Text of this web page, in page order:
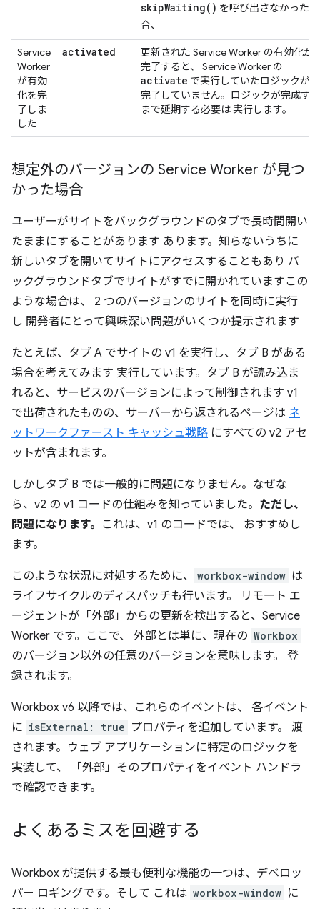
skipWaiting() を呼び出さなかった場
合、
Service
Worker
が有効
化を完
了しま
した
activated
更新された Service Worker の有効化が
完了すると、 Service Worker の
activate で実行していたロジックが、
完了していません。ロジックが完成する
まで延期する必要は 実行します。
想定外のバージョンの Service Worker が見つ
かった場合
ユーザーがサイトをバックグラウンドのタブで長時間開い
たままにすることがあります あります。知らないうちに
新しいタブを開いてサイトにアクセスすることもあり バ
ックグラウンドタブでサイトがすでに開かれていますこの
ような場合は、 2 つのバージョンのサイトを同時に実行
し 開発者にとって興味深い問題がいくつか提示されます
たとえば、タブ A でサイトの v1 を実行し、タブ B がある
場合を考えてみます 実行しています。タブ B が読み込ま
れると、サービスのバージョンによって制御されます v1
で出荷されたものの、サーバーから返されるページは ネ
ットワークファースト キャッシュ戦略 にすべての v2 アセ
ットが含まれます。
しかしタブ B では一般的に問題になりません。なぜな
ら、v2 の v1 コードの仕組みを知っていました。 ただし、
問題になります。
これは、v1 のコードでは、 おすすめし
ます。
このような状況に対処するために、 workbox-window は
ライフサイクルのディスパッチも行います。 リモート エ
ージェントが「外部」からの更新を検出すると、Service
Worker です。ここで、 外部とは単に、現在の Workbox
のバージョン以外の任意のバージョンを意味します。 登
録されます。
Workbox v6 以降では、これらのイベントは、 各イベント
に isExternal: true プロパティを追加しています。 渡
されます。ウェブ アプリケーションに特定のロジックを
実装して、 「外部」そのプロパティをイベント ハンドラ
で確認できます。
よくあるミスを回避する
Workbox が提供する最も便利な機能の一つは、デベロッ
パー ロギングです。そして これは workbox-window に